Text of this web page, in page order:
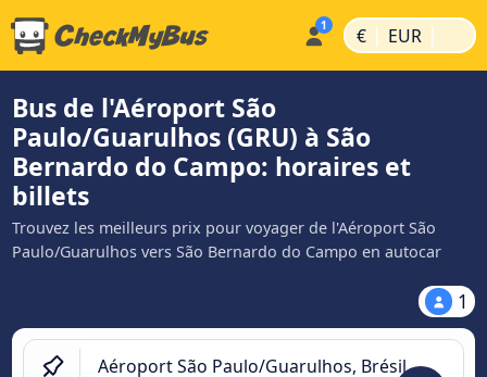
€ | EUR |
Bus de l'Aéroport São
Paulo/Guarulhos (GRU) à São
Bernardo do Campo: horaires et
billets
Trouvez les meilleurs prix pour voyager de l'Aéroport São
Paulo/Guarulhos vers São Bernardo do Campo en autocar
1